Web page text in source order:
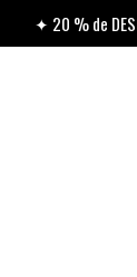
✦ 20 % de